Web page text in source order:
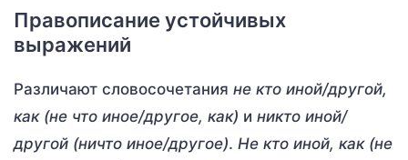
Правописание устойчивых
выражений
Различают словосочетания не кто иной/другой,
как (не что иное/другое, как) и никто иной/
другой (ничто иное/другое). Не кто иной, как (не